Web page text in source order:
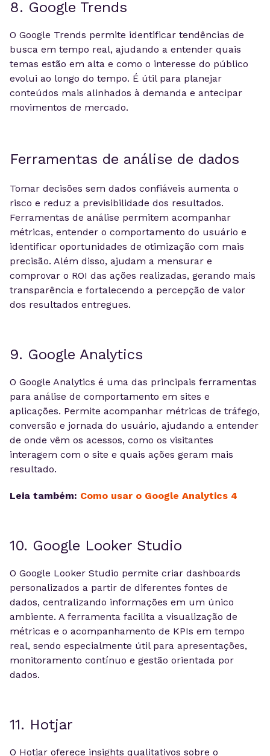
8. Google Trends
O Google Trends permite identificar tendências de
busca em tempo real, ajudando a entender quais
temas estão em alta e como o interesse do público
evolui ao longo do tempo. É útil para planejar
conteúdos mais alinhados à demanda e antecipar
movimentos de mercado.
Ferramentas de análise de dados
Tomar decisões sem dados confiáveis aumenta o
risco e reduz a previsibilidade dos resultados.
Ferramentas de análise permitem acompanhar
métricas, entender o comportamento do usuário e
identificar oportunidades de otimização com mais
precisão. Além disso, ajudam a mensurar e
comprovar o ROI das ações realizadas, gerando mais
transparência e fortalecendo a percepção de valor
dos resultados entregues.
9. Google Analytics
O Google Analytics é uma das principais ferramentas
para análise de comportamento em sites e
aplicações. Permite acompanhar métricas de tráfego,
conversão e jornada do usuário, ajudando a entender
de onde vêm os acessos, como os visitantes
interagem com o site e quais ações geram mais
resultado.
Leia também: Como usar o Google Analytics 4
10. Google Looker Studio
O Google Looker Studio permite criar dashboards
personalizados a partir de diferentes fontes de
dados, centralizando informações em um único
ambiente. A ferramenta facilita a visualização de
métricas e o acompanhamento de KPIs em tempo
real, sendo especialmente útil para apresentações,
monitoramento contínuo e gestão orientada por
dados.
11. Hotjar
O Hotjar oferece insights qualitativos sobre o